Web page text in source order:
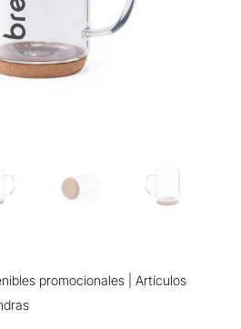
promocionales| Artículos